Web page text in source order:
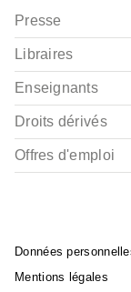
Presse
Libraires
Enseignants
Droits dérivés
Offres d'emploi
Données
Mentions légales